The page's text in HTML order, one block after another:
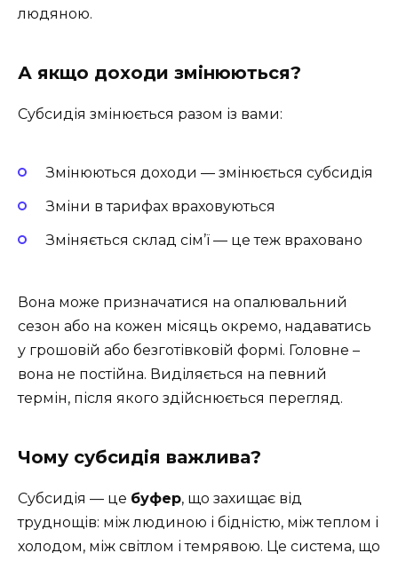
людяною.
А якщо доходи змінюються?
Субсидія змінюється разом із вами:
Змінюються доходи — змінюється субсидія
Зміни в тарифах враховуються
Зміняється склад сім’ї — це теж враховано
Вона може призначатися на опалювальний
сезон або на кожен місяць окремо, надаватись
у грошовій або безготівковій формі. Головне –
вона не постійна. Виділяється на певний
термін, після якого здійснюється перегляд.
Чому субсидія важлива?
Субсидія — це буфер, що захищає від
труднощів: між людиною і бідністю, між теплом і
холодом, між світлом і темрявою. Це система, що